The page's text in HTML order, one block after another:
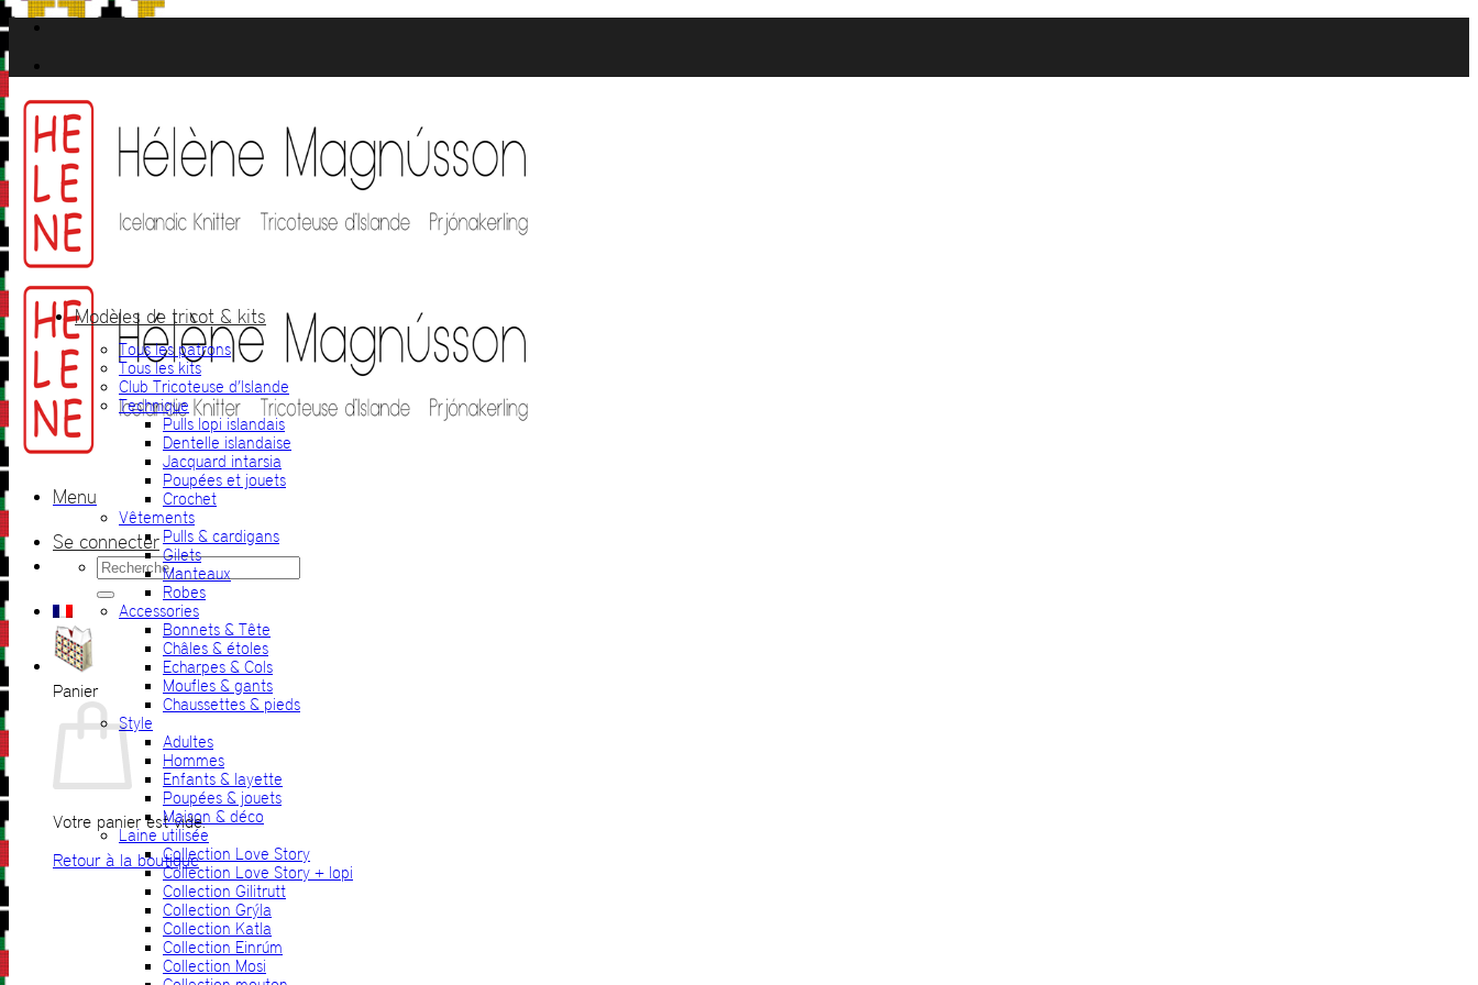
Passer
au
contenu
Menu
Se connecter
Recherche
pour :
Panier
Votre panier est vide.
Retour à la boutique
Modèles de tricot & kits
Tous les patrons
Tous les kits
Club Tricoteuse d’Islande
Technique
Pulls lopi islandais
Dentelle islandaise
Jacquard intarsia
Poupées et jouets
Crochet
Vêtements
Pulls & cardigans
Gilets
Manteaux
Robes
Accessories
Bonnets & Tête
Châles & étoles
Echarpes & Cols
Moufles & gants
Chaussettes & pieds
Style
Adultes
Hommes
Enfants & layette
Poupées & jouets
Maison & déco
Laine utilisée
Collection Love Story
Collection Love Story + lopi
Collection Gilitrutt
Collection Grýla
Collection Katla
Collection Einrúm
Collection Mosi